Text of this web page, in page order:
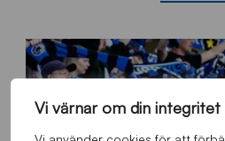
Vi värnar om din integritet